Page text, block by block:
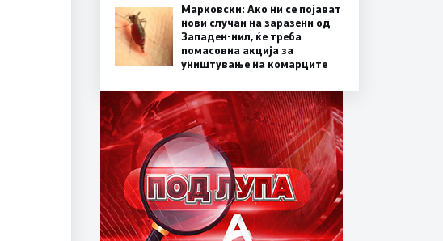
Марковски: Ако ни се појават
нови случаи на заразени од
Западен-нил, ќе треба
помасовна акција за
уништување на комарците